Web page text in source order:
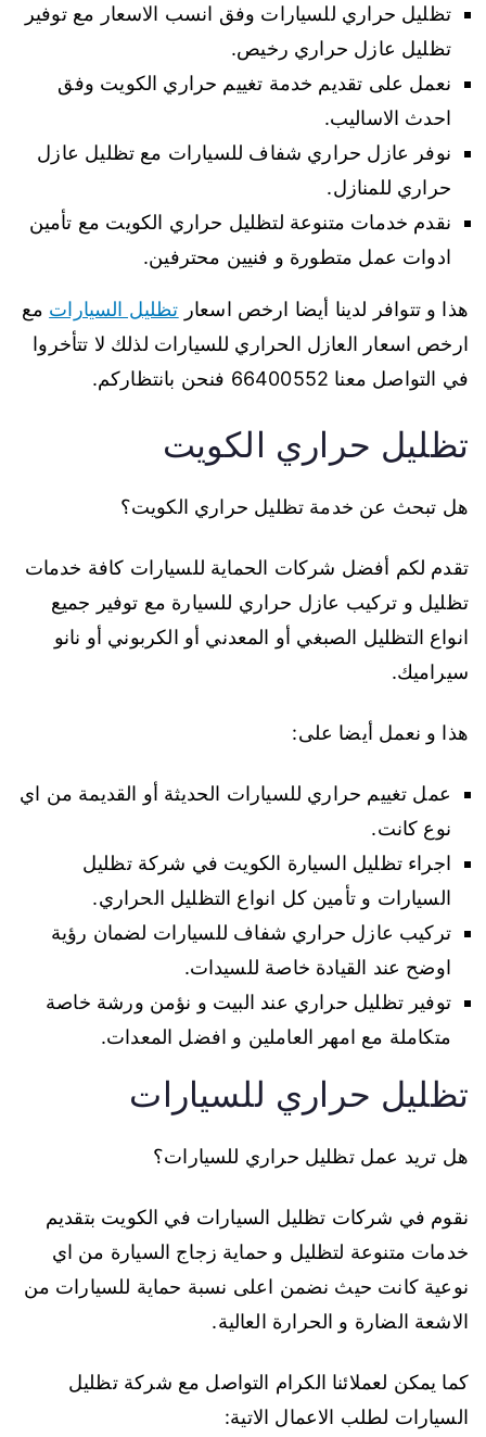
تظليل حراري للسيارات وفق انسب الاسعار مع توفير
تظليل عازل حراري رخيص.
نعمل على تقديم خدمة تغييم حراري الكويت وفق
احدث الاساليب.
نوفر عازل حراري شفاف للسيارات مع تظليل عازل
حراري للمنازل.
نقدم خدمات متنوعة لتظليل حراري الكويت مع تأمين
ادوات عمل متطورة و فنيين محترفين.
هذا و تتوافر لدينا أيضا ارخص اسعار تظليل السيارات مع
ارخص اسعار العازل الحراري للسيارات لذلك لا تتأخروا
في التواصل معنا 66400552 فنحن بانتظاركم.
تظليل حراري الكويت
هل تبحث عن خدمة تظليل حراري الكويت؟
تقدم لكم أفضل شركات الحماية للسيارات كافة خدمات
تظليل و تركيب عازل حراري للسيارة مع توفير جميع
انواع التظليل الصبغي أو المعدني أو الكربوني أو نانو
سيراميك.
هذا و نعمل أيضا على:
عمل تغييم حراري للسيارات الحديثة أو القديمة من اي
نوع كانت.
اجراء تظليل السيارة الكويت في شركة تظليل
السيارات و تأمين كل انواع التظليل الحراري.
تركيب عازل حراري شفاف للسيارات لضمان رؤية
اوضح عند القيادة خاصة للسيدات.
توفير تظليل حراري عند البيت و نؤمن ورشة خاصة
متكاملة مع امهر العاملين و افضل المعدات.
تظليل حراري للسيارات
هل تريد عمل تظليل حراري للسيارات؟
نقوم في شركات تظليل السيارات في الكويت بتقديم
خدمات متنوعة لتظليل و حماية زجاج السيارة من اي
نوعية كانت حيث نضمن اعلى نسبة حماية للسيارات من
الاشعة الضارة و الحرارة العالية.
كما يمكن لعملائنا الكرام التواصل مع شركة تظليل
السيارات لطلب الاعمال الاتية: